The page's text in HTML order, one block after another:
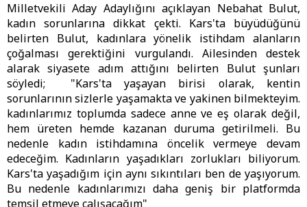
Milletvekili Aday Adaylığını açıklayan Nebahat Bulut,
kadın sorunlarına dikkat çekti. Kars'ta büyüdüğünü
belirten Bulut, kadınlara yönelik istihdam alanların
çoğalması gerektiğini vurgulandı. Ailesinden destek
alarak siyasete adım attığını belirten Bulut şunları
söyledi; "Kars'ta yaşayan birisi olarak, kentin
sorunlarının sizlerle yaşamakta ve yakinen bilmekteyim.
kadınlarımız toplumda sadece anne ve eş olarak değil,
hem üreten hemde kazanan duruma getirilmeli. Bu
nedenle kadın istihdamına öncelik vermeye devam
edeceğim. Kadınların yaşadıkları zorlukları biliyorum.
Kars'ta yaşadığım için aynı sıkıntıları ben de yaşıyorum.
Bu nedenle kadınlarımızı daha geniş bir platformda
temsil etmeye çalışacağım"